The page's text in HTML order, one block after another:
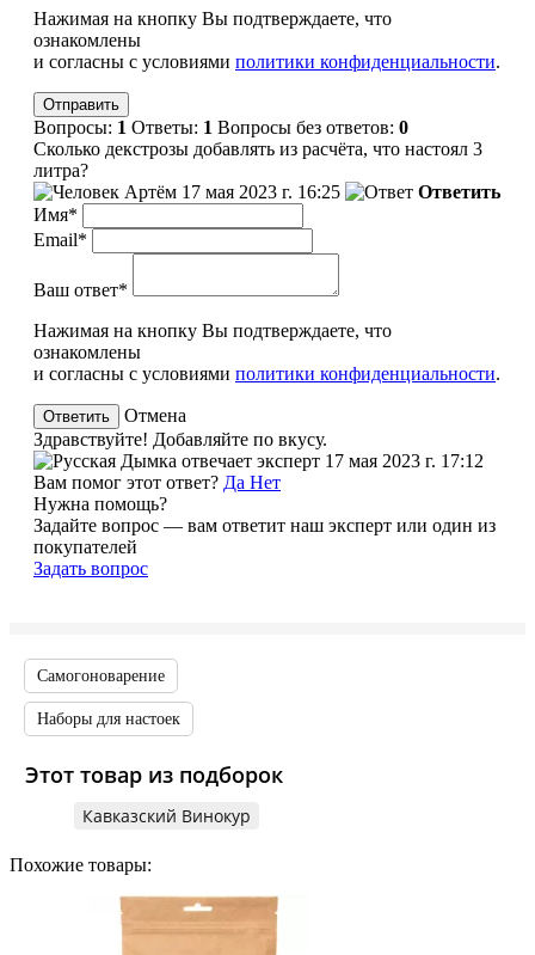
Нажимая на кнопку Вы подтверждаете, что
ознакомлены
и согласны с условиями политики конфиденциальности.
Вопросы: 1 Ответы: 1 Вопросы без ответов: 0
Сколько декстрозы добавлять из расчёта, что настоял 3
литра?
Артём 17 мая 2023 г. 16:25
Ответить
Имя*
Email*
Ваш ответ*
Нажимая на кнопку Вы подтверждаете, что
ознакомлены
и согласны с условиями политики конфиденциальности.
Отмена
Здравствуйте! Добавляйте по вкусу.
эксперт 17 мая 2023 г. 17:12
Вам помог этот ответ? Да Нет
Нужна помощь?
Задайте вопрос — вам ответит наш эксперт или один из
покупателей
Задать вопрос
Самогоноварение
Наборы для настоек
Этот товар из подборок
Кавказский Винокур
Похожие товары: